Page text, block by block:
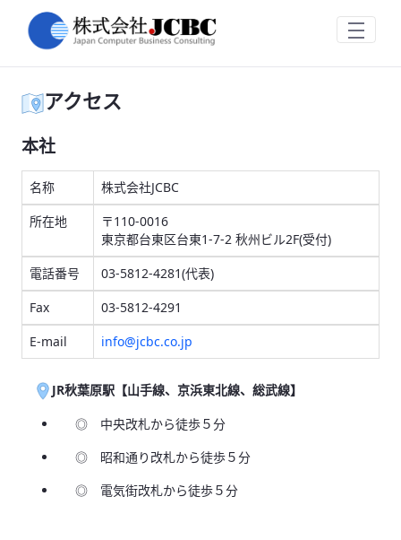
跳转到主内容
アクセス
アクセス
本社
名称
株式会社JCBC
所在地
〒110-0016
東京都台東区台東1-7-2 秋州ビル2F(受付)
電話番号
03-5812-4281(代表)
Fax
03-5812-4291
E-mail
info@jcbc.co.jp
JR秋葉原駅【山手線、京浜東北線、総武線】
◎ 中央改札から徒歩５分
◎ 昭和通り改札から徒歩５分
◎ 電気街改札から徒歩５分